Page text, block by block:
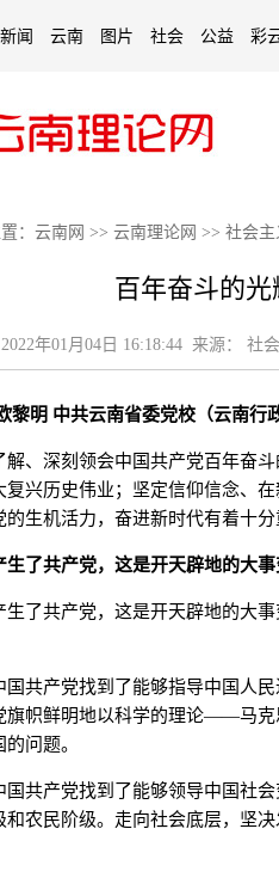
新闻 云南 图片 社会 公益 彩
： 云南网 >> 云南理论网 >> 社会
百年奋斗的
2022年01月04日 16:18:44 来源： 社
黎明 中共云南省委党校（云南行
深刻领会中国共产党百年奋斗
复兴历史伟业；坚定信仰信念、
的生机活力，奋进新时代有着十分
生了共产党，这是开天辟地的大事
共产党，这是开天辟地的大事
产党找到了能够指导中国人民
旗帜鲜明地以科学的理论——马克
问题。
产党找到了能够领导中国社会
和农民阶级。走向社会底层，坚